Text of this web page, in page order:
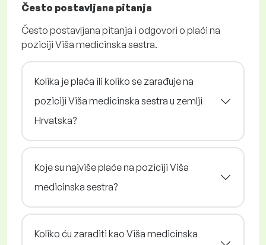
Često postavljana pitanja
Često postavljana pitanja i odgovori o plaći na
poziciji Viša medicinska sestra.
Kolika je plaća ili koliko se zarađuje na
poziciji Viša medicinska sestra u zemlji
Hrvatska?
Koje su najviše plaće na poziciji Viša
medicinska sestra?
Koliko ću zaraditi kao Viša medicinska